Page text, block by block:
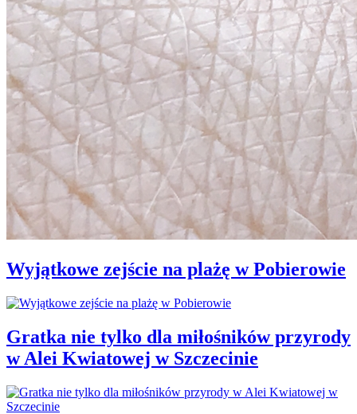
Wyjątkowe zejście na plażę w Pobierowie
Gratka nie tylko dla miłośników przyrody
w Alei Kwiatowej w Szczecinie